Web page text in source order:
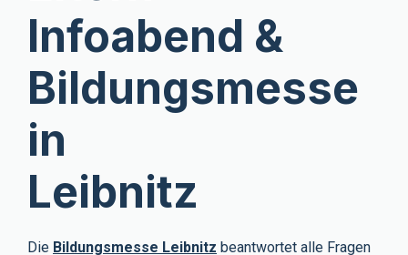
Infoabend &
Bildungsmesse
in
Leibnitz
Die Bildungsmesse Leibnitz beantwortet alle Fragen